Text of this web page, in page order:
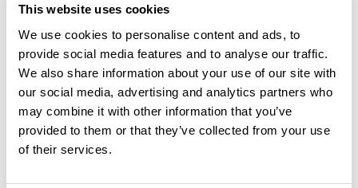
This website uses cookies
We use cookies to personalise content and ads, to
provide social media features and to analyse our traffic.
We also share information about your use of our site with
our social media, advertising and analytics partners who
may combine it with other information that you’ve
provided to them or that they’ve collected from your use
of their services.
Ajouter un avis
Découvrez ce parcours de vélo de 62,2 km à proximité de